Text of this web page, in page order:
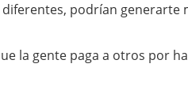
podrían generarte
la gente paga a otros por